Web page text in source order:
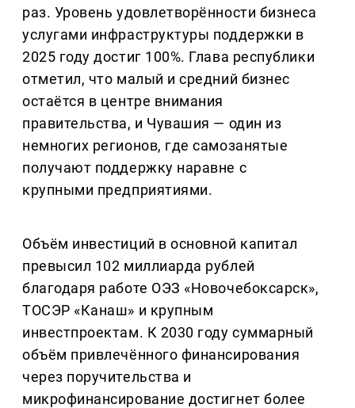
раз. Уровень удовлетворённости бизнеса
услугами инфраструктуры поддержки в
2025 году достиг 100%. Глава республики
отметил, что малый и средний бизнес
остаётся в центре внимания
правительства, и Чувашия — один из
немногих регионов, где самозанятые
получают поддержку наравне с
крупными предприятиями.
Объём инвестиций в основной капитал
превысил 102 миллиарда рублей
благодаря работе ОЭЗ «Новочебоксарск»,
ТОСЭР «Канаш» и крупным
инвестпроектам. К 2030 году суммарный
объём привлечённого финансирования
через поручительства и
микрофинансирование достигнет более